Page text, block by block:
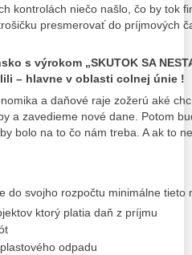
kontrolách niečo našlo, čo by tok
presmerovať do príjmových
s výrokom „SKUTOK SA
– hlavne v oblasti colnej únie !
a daňové raje zožerú aké
a zavedieme nové dane. Potom
bolo na to čo nám treba. A ak to
do svojho rozpočtu minimálne tieto
ktorý platia daň z príjmu
odpadu